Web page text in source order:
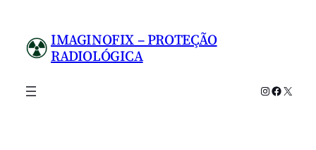
conteúdo
IMAGINOFIX – PROTEÇÃO
RADIOLÓGICA
Instagram
X